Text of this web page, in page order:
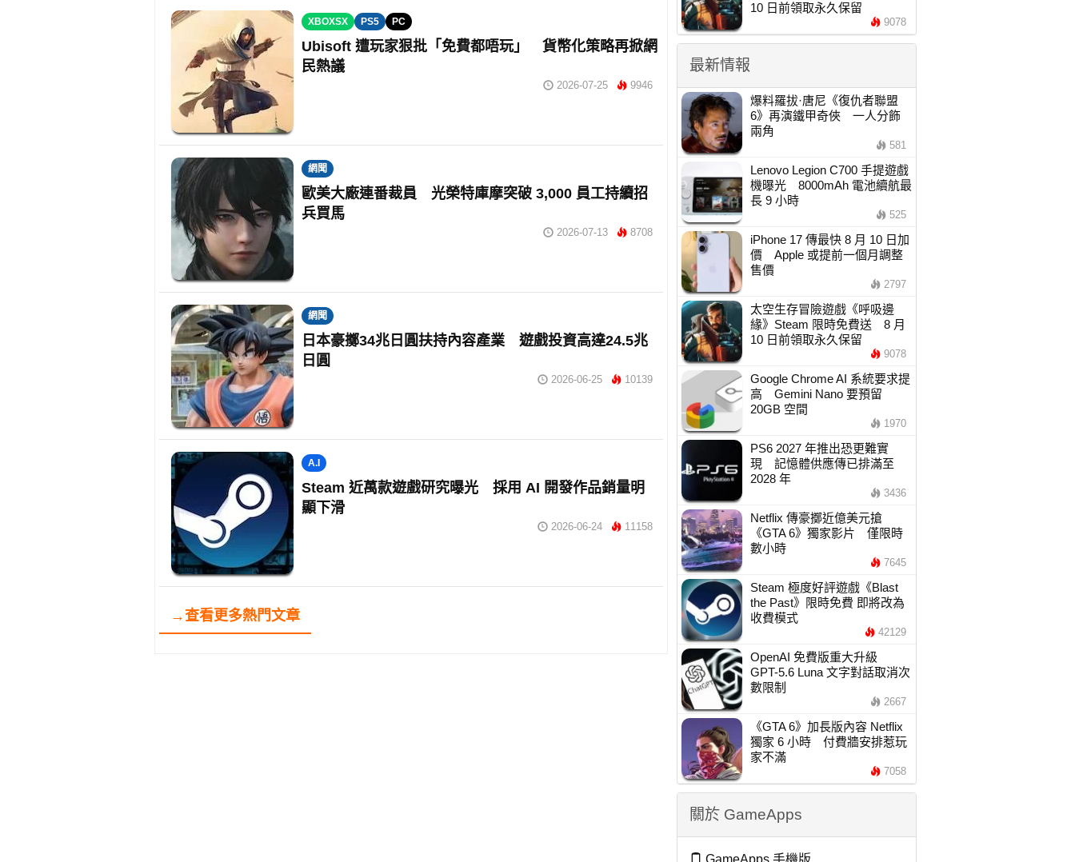
XBOXSX PS5 PC
Ubisoft 遭玩家狠批「免費都唔玩」 貨幣化策略再掀網
民熱議
2026-07-25 9946
網聞
歐美大廠連番裁員 光榮特庫摩突破 3,000 員工持續招
兵買馬
2026-07-13 8708
網聞
日本豪擲34兆日圓扶持內容產業 遊戲投資高達24.5兆
日圓
2026-06-25 10139
A.I
Steam 近萬款遊戲研究曝光 採用 AI 開發作品銷量明
顯下滑
2026-06-24 11158
→查看更多熱門文章
10 日前領取永久保留
9078
最新情報
爆料羅拔·唐尼《復仇者聯盟
6》再演鐵甲奇俠 一人分飾
兩角
581
Lenovo Legion C700 手提遊戲
機曝光 8000mAh 電池續航最
長 9 小時
525
iPhone 17 傳最快 8 月 10 日加
價 Apple 或提前一個月調整
售價
2797
太空生存冒險遊戲《呼吸邊
緣》Steam 限時免費送 8 月
10 日前領取永久保留
9078
Google Chrome AI 系統要求提
高 Gemini Nano 要預留
20GB 空間
1970
PS6 2027 年推出恐更難實
現 記憶體供應傳已排滿至
2028 年
3436
Netflix 傳豪擲近億美元搶
《GTA 6》獨家影片 僅限時
數小時
7645
Steam 極度好評遊戲《Blast
the Past》限時免費 即將改為
收費模式
42129
OpenAI 免費版重大升級
GPT-5.6 Luna 文字對話取消次
數限制
2667
《GTA 6》加長版內容 Netflix
獨家 6 小時 付費牆安排惹玩
家不滿
7058
關於 GameApps
GameApps 手機版